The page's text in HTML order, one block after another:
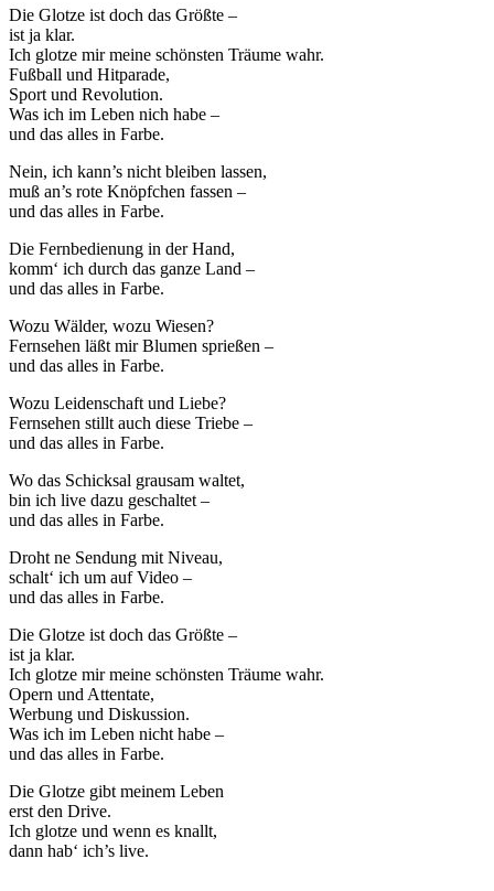
Die Glotze ist doch das Größte –
ist ja klar.
Ich glotze mir meine schönsten Träume wahr.
Fußball und Hitparade,
Sport und Revolution.
Was ich im Leben nich habe –
und das alles in Farbe.
Nein, ich kann’s nicht bleiben lassen,
muß an’s rote Knöpfchen fassen –
und das alles in Farbe.
Die Fernbedienung in der Hand,
komm‘ ich durch das ganze Land –
und das alles in Farbe.
Wozu Wälder, wozu Wiesen?
Fernsehen läßt mir Blumen sprießen –
und das alles in Farbe.
Wozu Leidenschaft und Liebe?
Fernsehen stillt auch diese Triebe –
und das alles in Farbe.
Wo das Schicksal grausam waltet,
bin ich live dazu geschaltet –
und das alles in Farbe.
Droht ne Sendung mit Niveau,
schalt‘ ich um auf Video –
und das alles in Farbe.
Die Glotze ist doch das Größte –
ist ja klar.
Ich glotze mir meine schönsten Träume wahr.
Opern und Attentate,
Werbung und Diskussion.
Was ich im Leben nicht habe –
und das alles in Farbe.
Die Glotze gibt meinem Leben
erst den Drive.
Ich glotze und wenn es knallt,
dann hab‘ ich’s live.